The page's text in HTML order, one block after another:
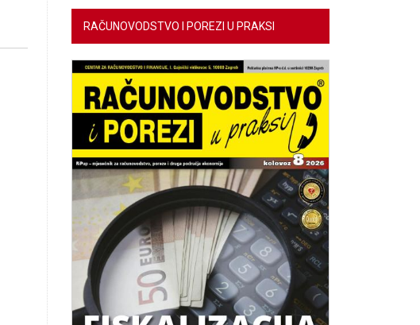
RAČUNOVODSTVO I POREZI U PRAKSI